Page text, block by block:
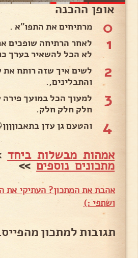
אופן ההכנה
0 מרתיחים את התפו"א .
1
לאחר הרתיחה שופכים
לא הכל להשאיר בערך
2
לשים איך שזה רותח את
והתבלינים,.
3
למעוך הכל במועך
חלק חלק חלק.
4 והטעם גן עדן
אמהות מבשלות ביחד
מתכונים נוספים>>
אהבת את המתכון? העתיקי את
ושתפי :)
תגובות למתכון